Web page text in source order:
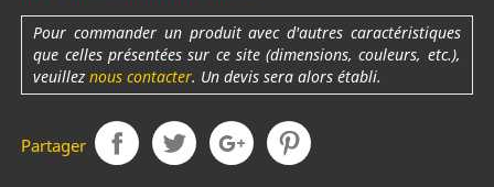
Pour commander un produit avec d'autres caractéristiques
que celles présentées sur ce site (dimensions, couleurs, etc.),
veuilleznous contacter. Un devis sera alors établi.
Partager